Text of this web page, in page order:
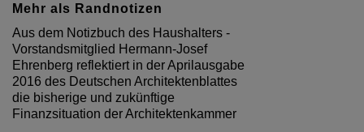
Mehr als Randnotizen
Aus dem Notizbuch des Haushalters -
Vorstandsmitglied Hermann-Josef
Ehrenberg reflektiert in der Aprilausgabe
2016 des Deutschen Architektenblattes
die bisherige und zukünftige
Finanzsituation der Architektenkammer